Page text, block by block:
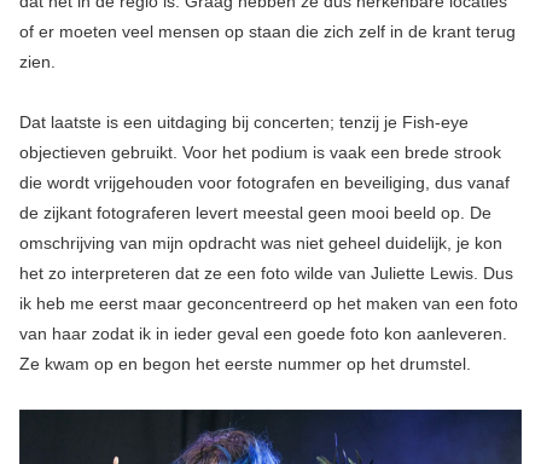
of er moeten veel mensen op staan die zich zelf in de krant terug
zien.
Dat laatste is een uitdaging bij concerten; tenzij je Fish-eye
objectieven gebruikt. Voor het podium is vaak een brede strook
die wordt vrijgehouden voor fotografen en beveiliging, dus vanaf
de zijkant fotograferen levert meestal geen mooi beeld op. De
omschrijving van mijn opdracht was niet geheel duidelijk, je kon
het zo interpreteren dat ze een foto wilde van Juliette Lewis. Dus
ik heb me eerst maar geconcentreerd op het maken van een foto
van haar zodat ik in ieder geval een goede foto kon aanleveren.
Ze kwam op en begon het eerste nummer op het drumstel.